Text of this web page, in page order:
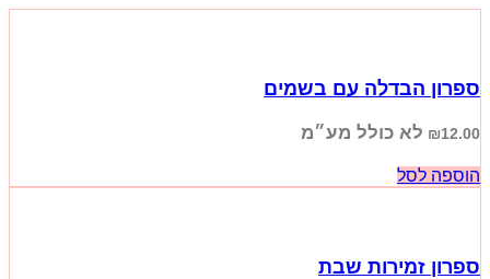
ספרון הבדלה עם בשמים
₪12.00 לא כולל מע״מ
הוספה לסל
ספרון זמירות שבת